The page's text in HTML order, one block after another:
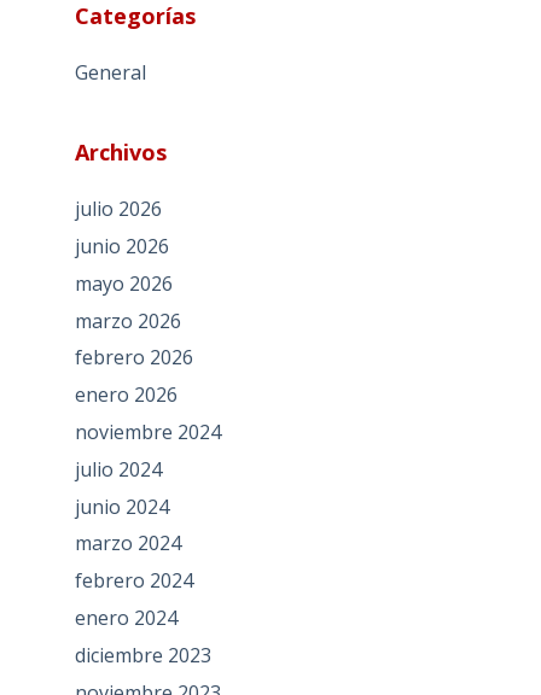
Categorías
General
Archivos
julio 2026
junio 2026
mayo 2026
marzo 2026
febrero 2026
enero 2026
noviembre 2024
julio 2024
junio 2024
marzo 2024
febrero 2024
enero 2024
diciembre 2023